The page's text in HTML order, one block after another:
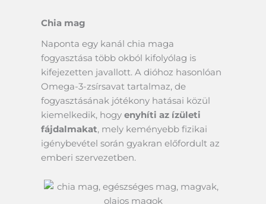
Chia mag
Naponta egy kanál chia maga
fogyasztása több okból kifolyólag is
kifejezetten javallott. A dióhoz hasonlóan
Omega-3-zsírsavat tartalmaz, de
fogyasztásának jótékony hatásai közül
kiemelkedik, hogy enyhíti az ízületi
fájdalmakat, mely keményebb fizikai
igénybevétel során gyakran előfordult az
emberi szervezetben.